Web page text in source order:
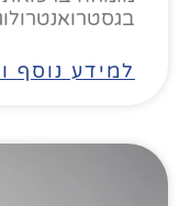
למידע נוסף